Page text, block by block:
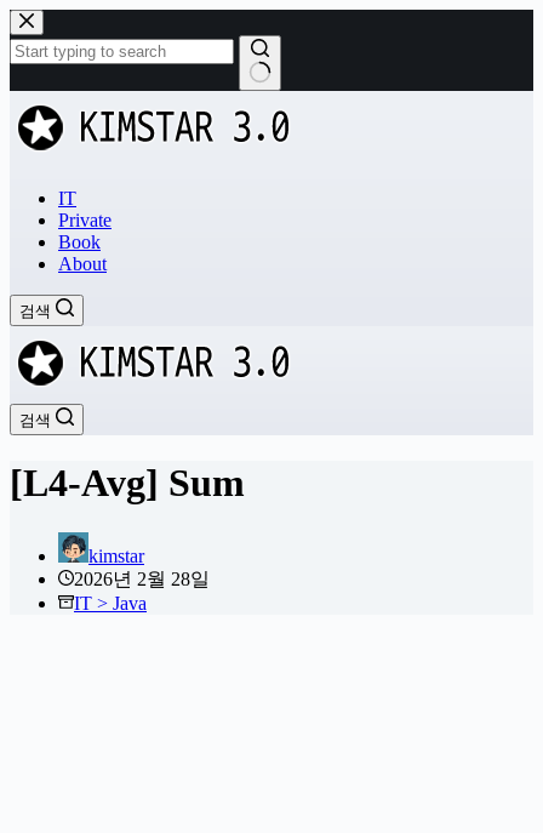
본
문
으
로
건
너
과
없
IT
Private
Book
About
검색
검색
[L4-Avg] Sum
kimstar
2026년 2월 28일
IT > Java